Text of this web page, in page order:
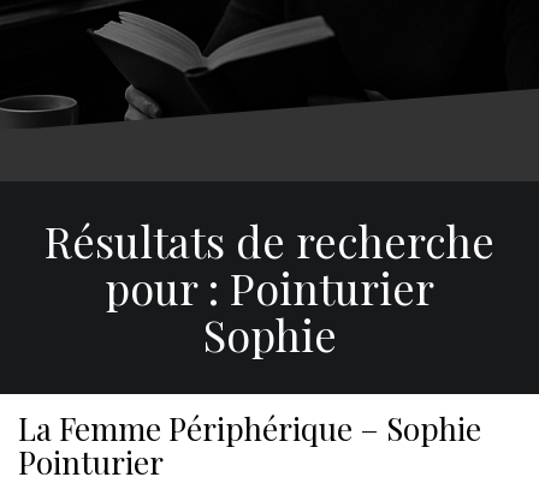
Résultats de recherche
pour : Pointurier
Sophie
La Femme Périphérique – Sophie
Pointurier